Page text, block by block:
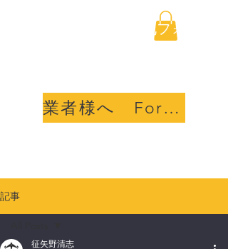
海外不動産取引透明化フォ
業者様へ For sellers
記事
征矢野清志